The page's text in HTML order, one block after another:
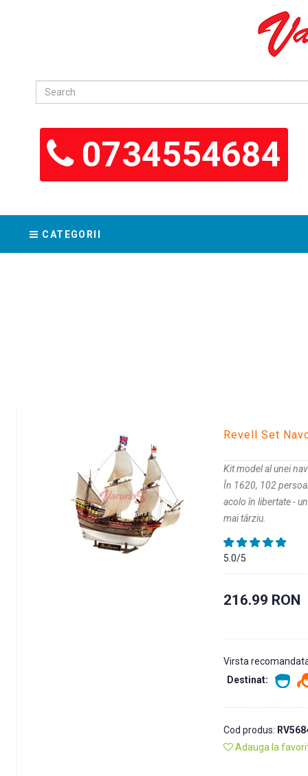
0734554684
CATEGORII
Revell Set
Kit model al unei
În 1620, 102
acolo în libertate -
mai târziu.
5.0/5
216.99 RON
Virsta
Destinat:
Cod produs:
Adauga la